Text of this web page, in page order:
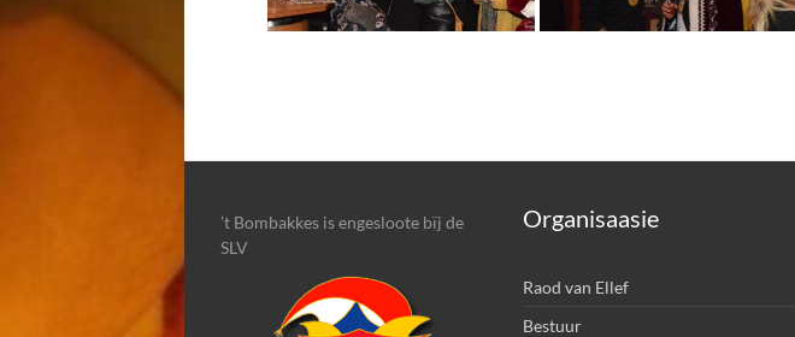
’t Bombakkes is engesloote bïj de
SLV
Organisaasie
Raod van Ellef
Bestuur